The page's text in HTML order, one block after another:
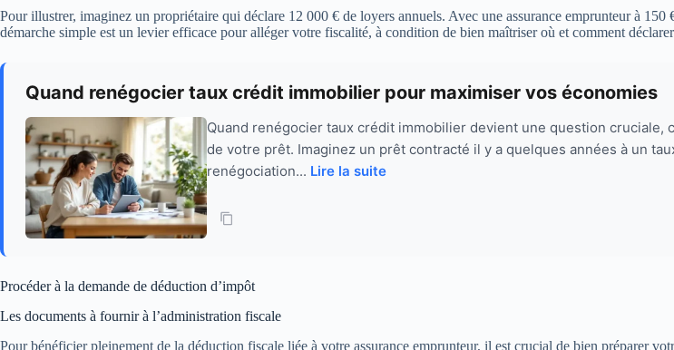
Pour illustrer, imaginez un propriétaire qui déclare 12 000 € de loyers annuels. Avec une assurance emprunteur à
démarche simple est un levier efficace pour alléger votre fiscalité, à condition de bien maîtriser où et comment
Quand renégocier taux crédit immobilier pour maximiser vos économies
Quand renégocier taux crédit immobilier devient une question cruciale,
de votre prêt. Imaginez un prêt contracté il y a quelques années à un
renégociation... Lire la suite
Procéder à la demande de déduction d’impôt
Les documents à fournir à l’administration fiscale
Pour bénéficier pleinement de la déduction fiscale liée à votre assurance emprunteur, il est crucial de bien préparer